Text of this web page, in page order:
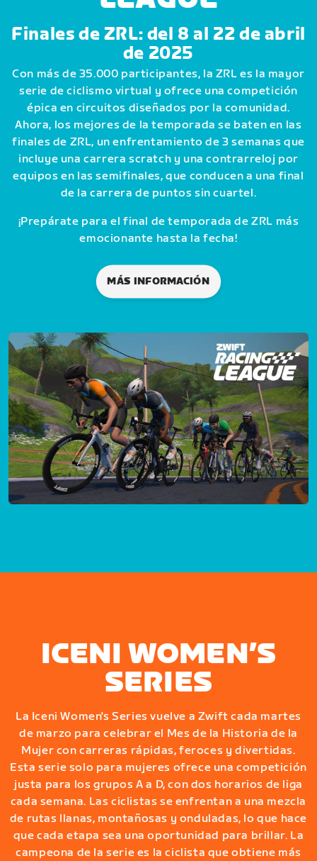
Finales de ZRL: del 8 al 22 de abril
de 2025
Con más de 35.000 participantes, la ZRL es la mayor
serie de ciclismo virtual y ofrece una competición
épica en circuitos diseñados por la comunidad.
Ahora, los mejores de la temporada se baten en las
finales de ZRL, un enfrentamiento de 3 semanas que
incluye una carrera scratch y una contrarreloj por
equipos en las semifinales, que conducen a una final
de la carrera de puntos sin cuartel.
¡Prepárate para el final de temporada de ZRL más
emocionante hasta la fecha!
MÁS INFORMACIÓN
ICENI WOMEN’S
SERIES
La Iceni Women's Series vuelve a Zwift cada martes
de marzo para celebrar el Mes de la Historia de la
Mujer con carreras rápidas, feroces y divertidas.
Esta serie solo para mujeres ofrece una competición
justa para los grupos A a D, con dos horarios de liga
cada semana. Las ciclistas se enfrentan a una mezcla
de rutas llanas, montañosas y onduladas, lo que hace
que cada etapa sea una oportunidad para brillar. La
campeona de la serie es la ciclista que obtiene más